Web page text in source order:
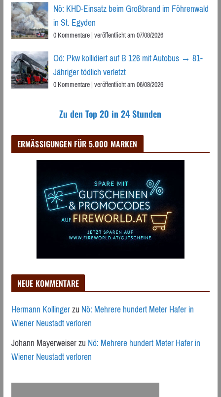
Nö: KHD-Einsatz beim Großbrand im Föhrenwald
in St. Egyden
0 Kommentare|veröffentlicht am 07/08/2026
Oö: Pkw kollidiert auf B 126 mit Autobus → 81-
Jähriger tödlich verletzt
0 Kommentare|veröffentlicht am 06/08/2026
Zu den Top 20 in 24 Stunden
ERMÄSSIGUNGEN FÜR 5.000 MARKEN
NEUE KOMMENTARE
Hermann KollingerzuNö: Mehrere hundert Meter Hafer in
Wiener Neustadt verloren
Johann MayerweiserzuNö: Mehrere hundert Meter Hafer in
Wiener Neustadt verloren